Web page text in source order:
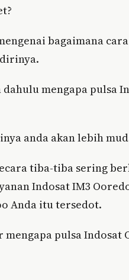
bagaimana
mengapa pulsa
anda akan lebih
tiba-tiba sering
Indosat IM3
Anda itu tersedot.
pulsa